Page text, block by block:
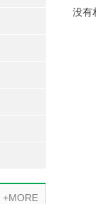
+MORE
没有